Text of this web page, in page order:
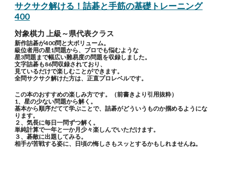
サクサク解ける！詰碁と手筋の基礎トレーニング
400
対象棋力 上級～県代表クラス
新作詰碁が400問と大ボリューム。
級位者用の星1問題から、プロでも悩むような
星3問題まで幅広い難易度の問題を収録しました。
文字詰碁も86問収録されており、
見ているだけで楽しむことができます。
全問サクサク解けた方は、正直プロレベルです。
この本のおすすめの楽しみ方です。（前書きより引用抜粋）
1、星の少ない問題から解く。
基本から順序だてて学ぶことで、詰碁がどういうものか掴めるようにな
ります。
２、気長に毎日一問ずつ解く。
単純計算で一年と一か月少々楽しんでいただけます。
３、碁敵に出題してみる。
相手が苦戦する姿に、日頃の悔しさもスッとするかもしれませんね。